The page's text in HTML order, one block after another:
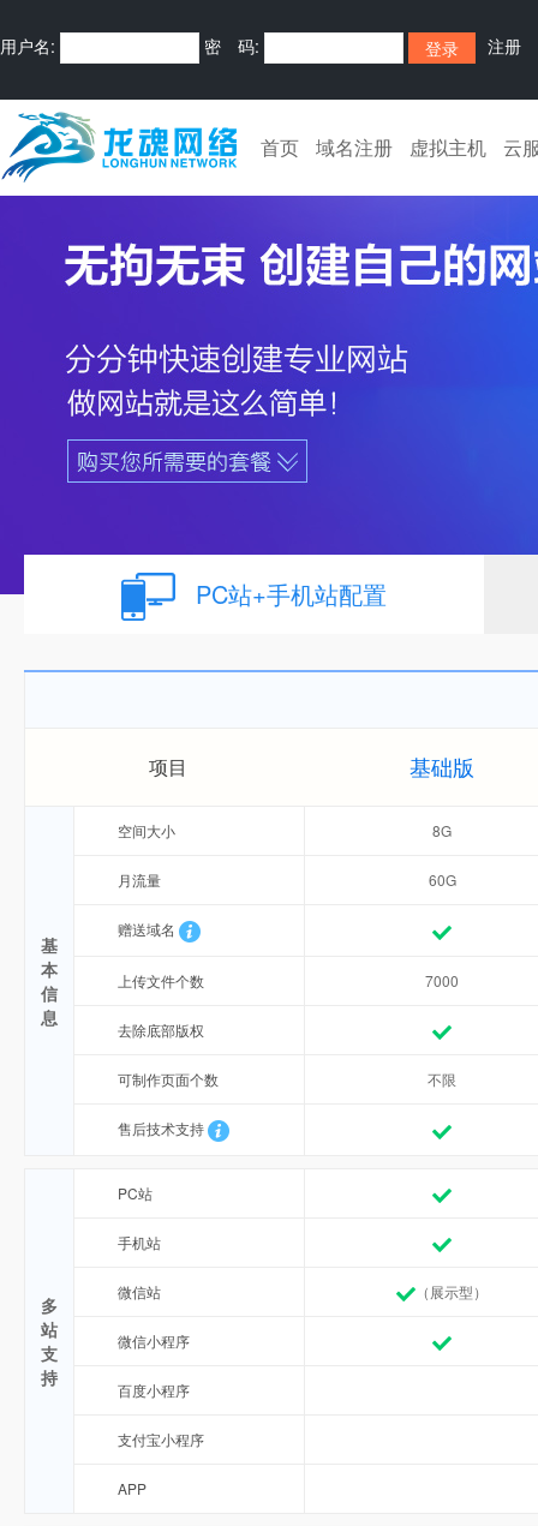
用户名: 密 码: 注册
首页 域名注册 虚拟主机 云
PC站+手机站配置
项目 基础版
基
本
信
息
空间大小 8G
月流量 60G
赠送域名
上传文件个数 7000
去除底部版权
可制作页面个数 不限
售后技术支持
多
站
支
持
PC站
手机站
微信站 （展示型）
微信小程序
百度小程序
支付宝小程序
APP